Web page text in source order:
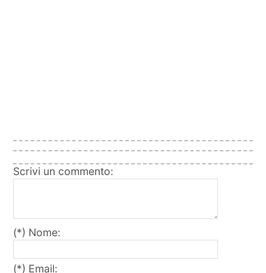
Scrivi un commento:
(*) Nome:
(*) Email: